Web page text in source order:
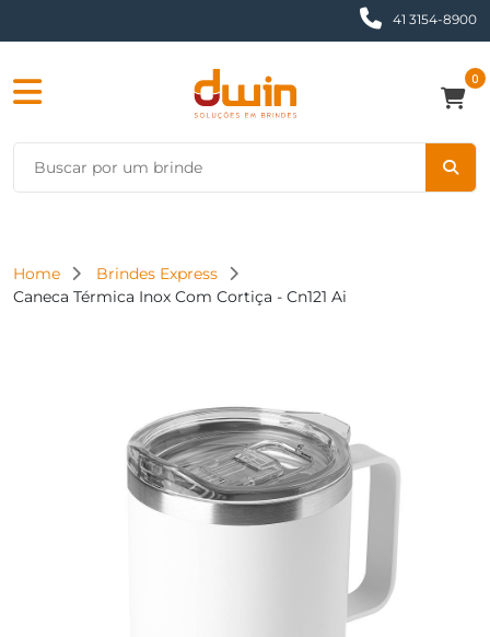
41 3154-8900
0
Home
Brindes Express
Caneca Térmica Inox Com Cortiça - Cn121 Ai